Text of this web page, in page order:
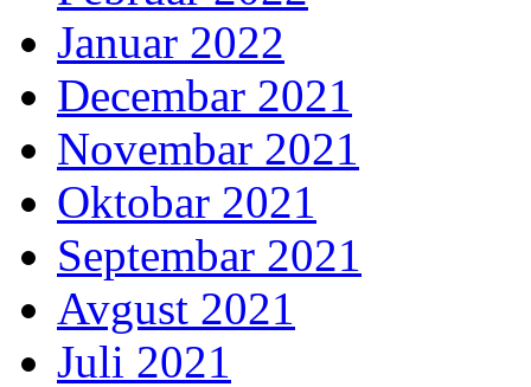
Januar 2022
Decembar 2021
Novembar 2021
Oktobar 2021
Septembar 2021
Avgust 2021
Juli 2021